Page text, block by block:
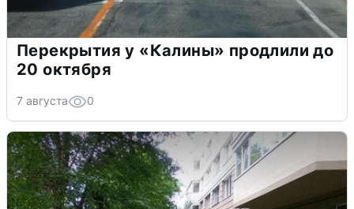
Перекрытия у «Калины» продлили до
20 октября
7 августа 0